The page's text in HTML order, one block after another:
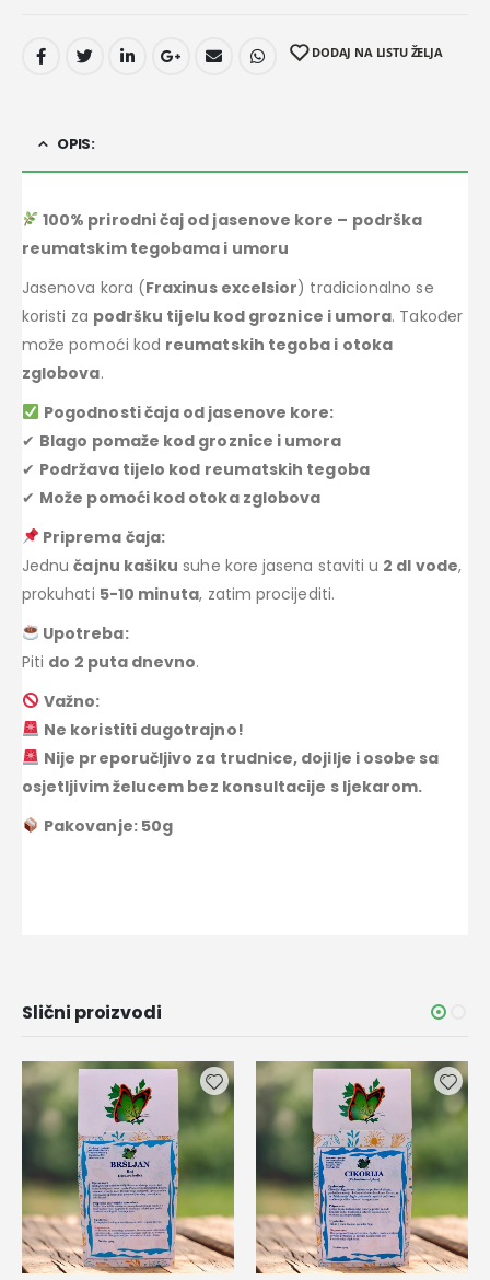
DODAJ NA LISTU ŽELJA
OPIS:
100% prirodni čaj od jasenove kore – podrška
reumatskim tegobama i umoru
Jasenova kora (Fraxinus excelsior) tradicionalno se
koristi za podršku tijelu kod groznice i umora. Također
može pomoći kod reumatskih tegoba i otoka
zglobova.
Pogodnosti čaja od jasenove kore:
✔ Blago pomaže kod groznice i umora
✔ Podržava tijelo kod reumatskih tegoba
✔ Može pomoći kod otoka zglobova
Priprema čaja:
Jednučajnu kašiku suhe kore jasena staviti u 2 dl vode,
prokuhati 5-10 minuta, zatim procijediti.
Upotreba:
Piti do 2 puta dnevno.
Važno:
Ne koristiti dugotrajno!
Nije preporučljivo za trudnice, dojilje i osobe sa
osjetljivim želucem bez konsultacije s ljekarom.
Pakovanje: 50g
Slični proizvodi